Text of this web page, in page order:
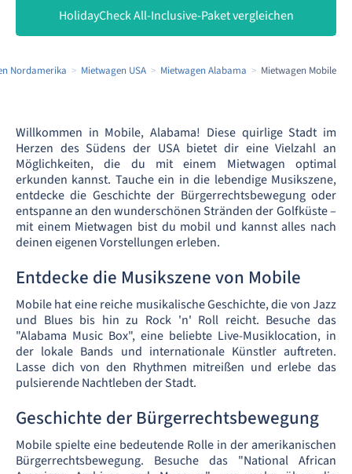
HolidayCheck All-Inclusive-Paket vergleichen
Nordamerika Mietwagen USA Mietwagen Alabama Mietwagen Mobile
Willkommen in Mobile, Alabama! Diese quirlige Stadt im
Herzen des Südens der USA bietet dir eine Vielzahl an
Möglichkeiten, die du mit einem Mietwagen optimal
erkunden kannst. Tauche ein in die lebendige Musikszene,
entdecke die Geschichte der Bürgerrechtsbewegung oder
entspanne an den wunderschönen Stränden der Golfküste –
mit einem Mietwagen bist du mobil und kannst alles nach
deinen eigenen Vorstellungen erleben.
Entdecke die Musikszene von Mobile
Mobile hat eine reiche musikalische Geschichte, die von Jazz
und Blues bis hin zu Rock 'n' Roll reicht. Besuche das
"Alabama Music Box", eine beliebte Live-Musiklocation, in
der lokale Bands und internationale Künstler auftreten.
Lasse dich von den Rhythmen mitreißen und erlebe das
pulsierende Nachtleben der Stadt.
Geschichte der Bürgerrechtsbewegung
Mobile spielte eine bedeutende Rolle in der amerikanischen
Bürgerrechtsbewegung. Besuche das "National African